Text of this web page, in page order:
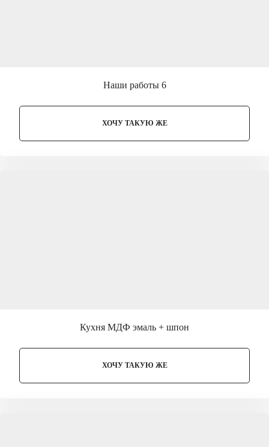
Наши работы 6
ХОЧУ ТАКУЮ ЖЕ
Кухня МДФ эмаль + шпон
ХОЧУ ТАКУЮ ЖЕ